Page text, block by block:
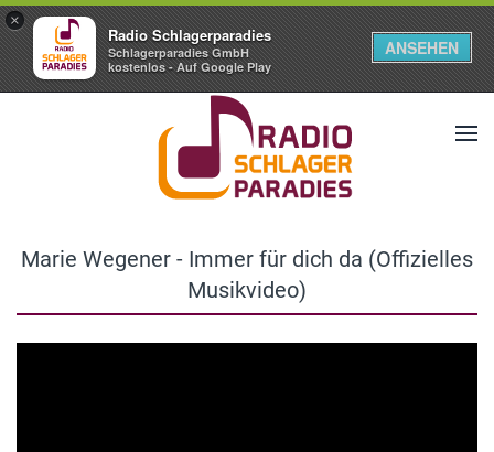
×
Radio Schlagerparadies
Schlagerparadies GmbH
kostenlos - Auf Google Play
ANSEHEN
Marie Wegener - Immer für dich da (Offizielles
Musikvideo)